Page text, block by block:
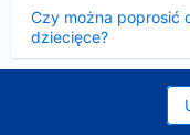
Czy można poprosić
dziecięce?